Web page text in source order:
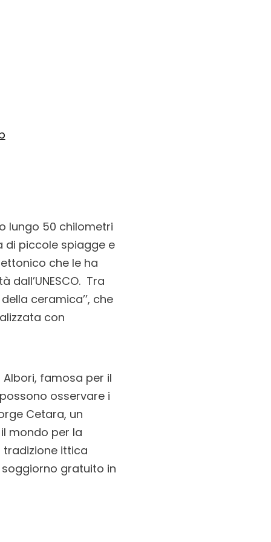
lungo 50 chilometri
piccole spiagge e
che le ha
Tra
ceramica’’, che
con
famosa per il
osservare i
Cetara, un
mondo per la
tradizione ittica
gratuito in